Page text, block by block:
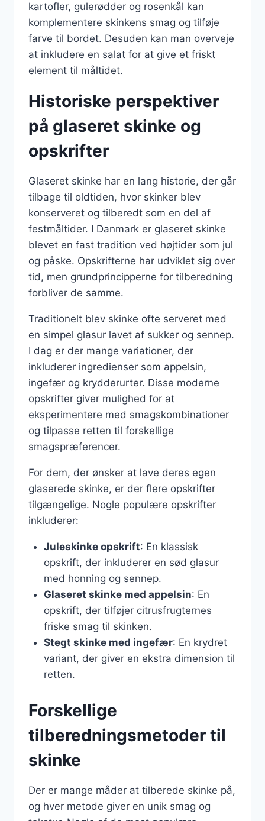
kartofler, gulerødder og rosenkål kan
komplementere skinkens smag og tilføje
farve til bordet. Desuden kan man overveje
at inkludere en salat for at give et friskt
element til måltidet.
Historiske perspektiver
på glaseret skinke og
opskrifter
Glaseret skinke har en lang historie, der går
tilbage til oldtiden, hvor skinker blev
konserveret og tilberedt som en del af
festmåltider. I Danmark er glaseret skinke
blevet en fast tradition ved højtider som jul
og påske. Opskrifterne har udviklet sig over
tid, men grundprincipperne for tilberedning
forbliver de samme.
Traditionelt blev skinke ofte serveret med
en simpel glasur lavet af sukker og sennep.
I dag er der mange variationer, der
inkluderer ingredienser som appelsin,
ingefær og krydderurter. Disse moderne
opskrifter giver mulighed for at
eksperimentere med smagskombinationer
og tilpasse retten til forskellige
smagspræferencer.
For dem, der ønsker at lave deres egen
glaserede skinke, er der flere opskrifter
tilgængelige. Nogle populære opskrifter
inkluderer:
Juleskinke opskrift: En klassisk
opskrift, der inkluderer en sød glasur
med honning og sennep.
Glaseret skinke med appelsin: En
opskrift, der tilføjer citrusfrugternes
friske smag til skinken.
Stegt skinke med ingefær: En krydret
variant, der giver en ekstra dimension til
retten.
Forskellige
tilberedningsmetoder til
skinke
Der er mange måder at tilberede skinke på,
og hver metode giver en unik smag og